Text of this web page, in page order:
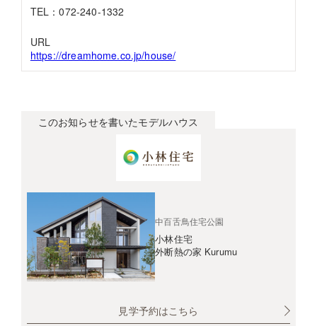
TEL：072-240-1332
URL
https://dreamhome.co.jp/house/
このお知らせを書いたモデルハウス
中百舌鳥住宅公園
小林住宅
外断熱の家 Kurumu
見学予約はこちら